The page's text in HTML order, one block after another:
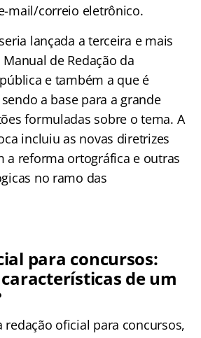
mail/correio eletrônico.
lançada a terceira e mais
de Redação da
e também a que é
a base para a grande
formuladas sobre o tema. A
incluiu as novas diretrizes
a reforma ortográfica e outras
no ramo das
para concursos:
de um
redação oficial para concursos,